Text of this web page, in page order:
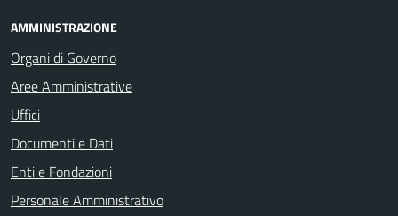
AMMINISTRAZIONE
Organi di Governo
Aree Amministrative
Uffici
Documenti e Dati
Enti e Fondazioni
Personale Amministrativo